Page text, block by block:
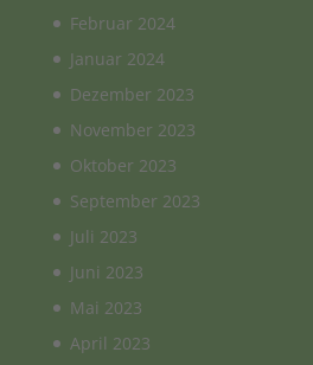
Februar 2024
Januar 2024
Dezember 2023
November 2023
Oktober 2023
September 2023
Juli 2023
Juni 2023
Mai 2023
April 2023